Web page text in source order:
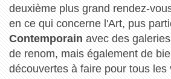
deuxième plus grand rendez-
en ce qui concerne l'Art, pus
Contemporain avec des
de renom, mais également de
découvertes à faire pour tous les